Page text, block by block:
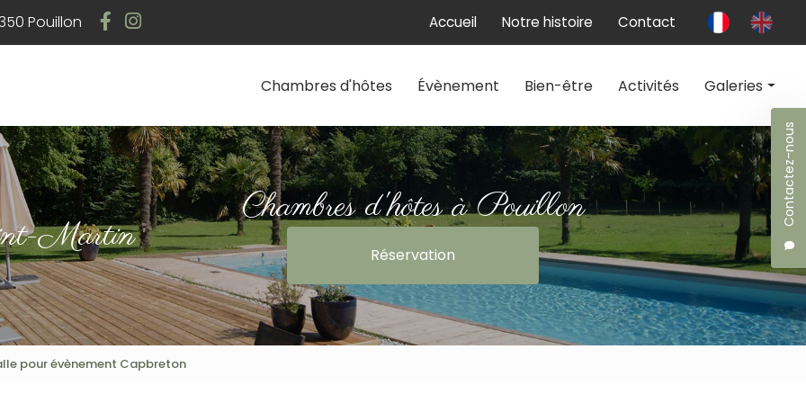
Pouillon
Contactez-nous
Accueil Notre histoire Contact
Chambres d'hôtes
Évènement Bien-être Activités Galeries
Chambres d'hôtes
Évènement
Bien-être
Martin
Chambres d'hôtes à Pouillon
Réservation
pour évènement Capbreton